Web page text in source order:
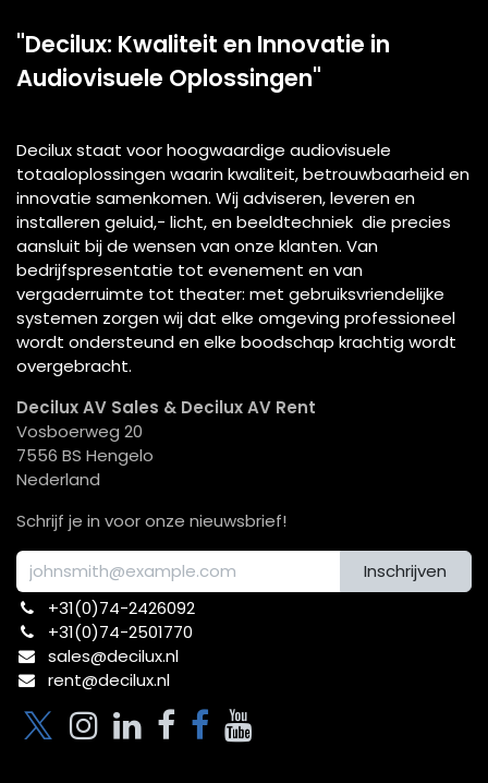
"Decilux: Kwaliteit en Innovatie in
Audiovisuele Oplossingen"
Decilux staat voor hoogwaardige audiovisuele
totaaloplossingen waarin kwaliteit, betrouwbaarheid en
innovatie samenkomen. Wij adviseren, leveren en
installeren geluid,- licht, en beeldtechniek die precies
aansluit bij de wensen van onze klanten. Van
bedrijfspresentatie tot evenement en van
vergaderruimte tot theater: met gebruiksvriendelijke
systemen zorgen wij dat elke omgeving professioneel
wordt ondersteund en elke boodschap krachtig wordt
overgebracht.
Decilux AV Sales & Decilux AV Rent
Vosboerweg 20
7556 BS Hengelo
Nederland
Schrijf je in voor onze nieuwsbrief!
Inschrijven
+31(0)74-2426092​
+31(0)74-2501770
sales@decilux.nl
rent@decilux.nl